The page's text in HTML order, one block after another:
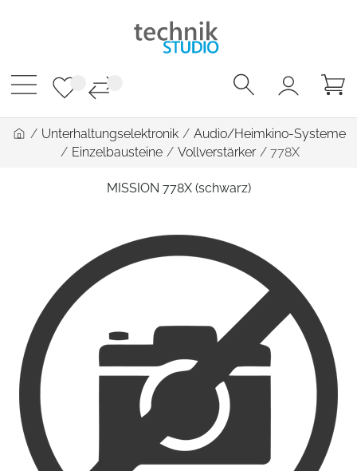
/ Unterhaltungselektronik / Audio/Heimkino-Systeme
/ Einzelbausteine / Vollverstärker / 778X
MISSION 778X (schwarz)